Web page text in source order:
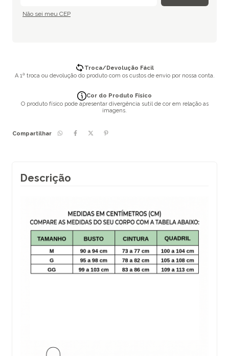
Não sei meu CEP
Troca/Devolução Fácil
A 1ª troca ou devolução do produto com os custos de envio por nossa conta.
Cor do Produto Físico
O produto físico pode apresentar divergência sutil de cor em relação as
imagens.
Compartilhar
Descrição